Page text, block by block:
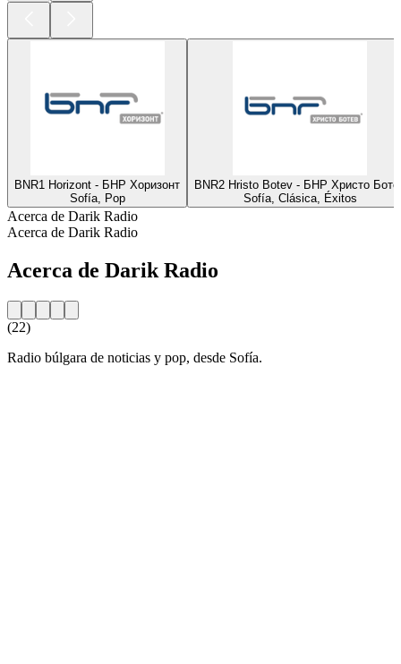
BNR1 Horizont - БНР Хоризонт
Sofía, Pop
BNR2 Hristo Botev - БНР Христо
Sofía, Clásica, Éxitos
Acerca de Darik Radio
Acerca de Darik Radio
Acerca de Darik Radio
(22)
Radio búlgara de noticias y pop, desde Sofía.